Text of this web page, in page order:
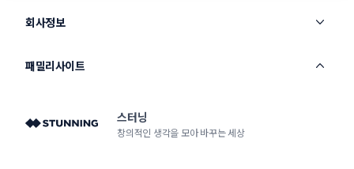
회사정보
패밀리사이트
스터닝
창의적인 생각을 모아 바꾸는 세상